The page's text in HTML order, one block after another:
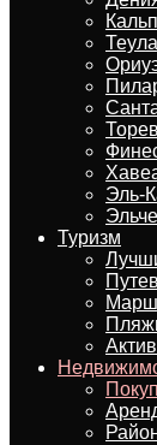
Эль-
Эльче
Туризм